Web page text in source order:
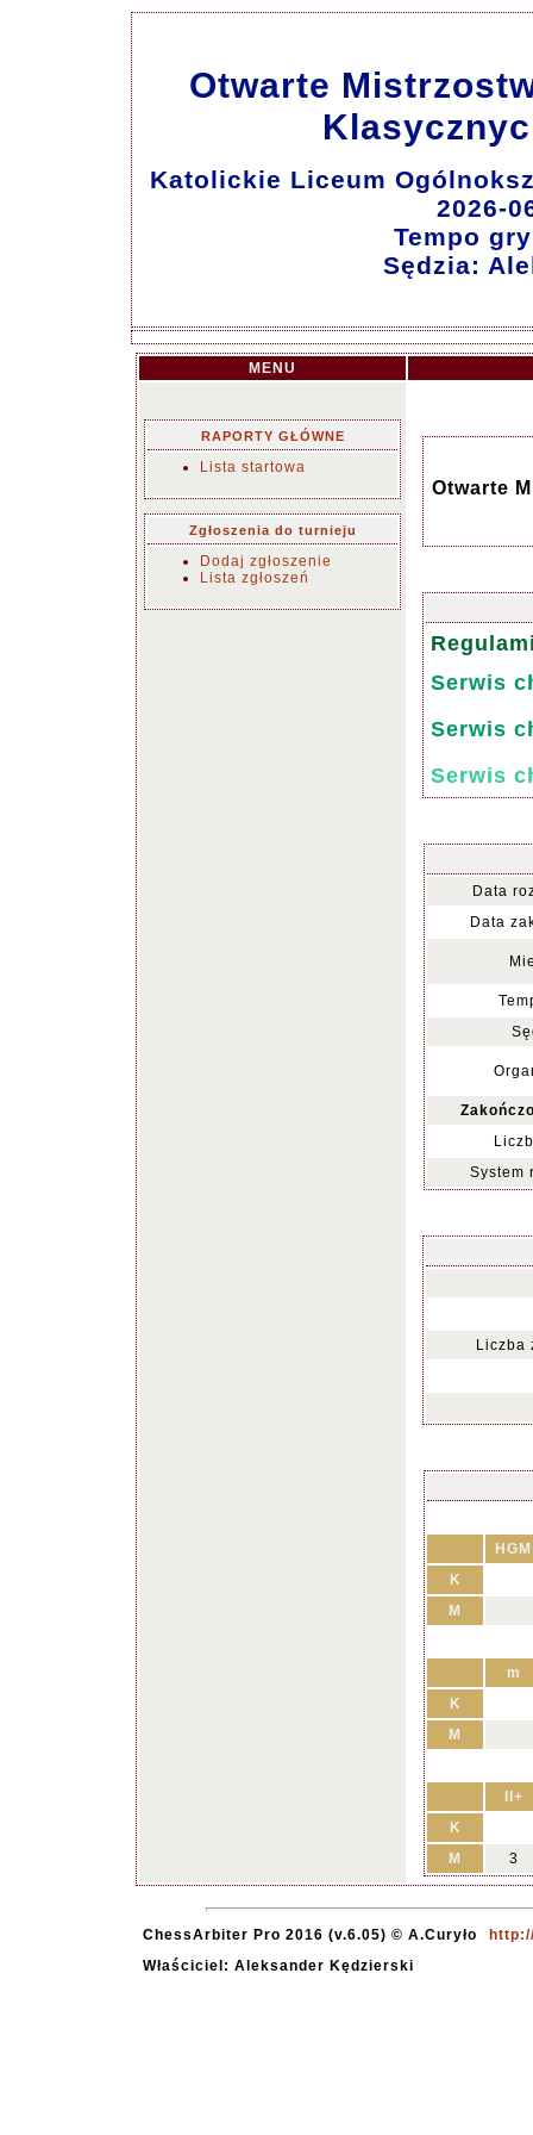
Otwarte
Katolickie Liceum
2026-
Tempo
Sędzia:
MENU
RAPORTY GŁÓWNE
Lista startowa
Zgłoszenia do turnieju
Dodaj zgłoszenie
Lista zgłoszeń
Otwarte
Serwis
Serwis
Serwis
Data
Data
System
Liczba
HGM
K
M
m
K
M
II+
K
M
3
ChessArbiter Pro 2016 (v.6.05) © A.Curyło
Właściciel: Aleksander Kędzierski